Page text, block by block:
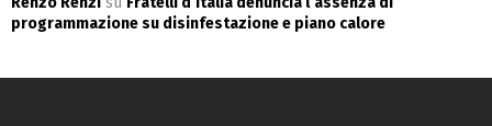
programmazione su disinfestazione e piano calore